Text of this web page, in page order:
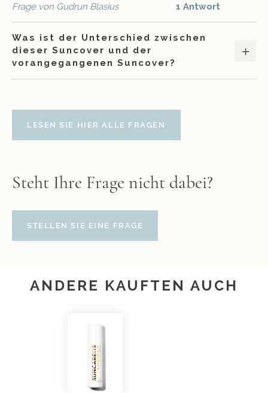
Frage von Gudrun Blasius
1 Antwort
Was ist der Unterschied zwischen
dieser Suncover und der
vorangegangenen Suncover?
LESEN SIE HIER ALLE FRAGEN
Steht Ihre Frage nicht dabei?
STELLEN SIE EINE FRAGE
ANDERE KAUFTEN AUCH